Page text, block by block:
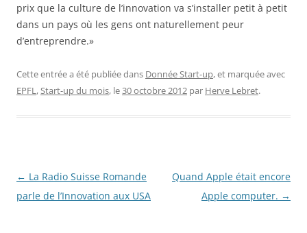
prix que la culture de l’innovation va s’installer petit à petit
dans un pays où les gens ont naturellement peur
d’entreprendre.»
Cette entrée a été publiée dans Donnée Start-up, et marquée avec
EPFL,Start-up du mois, le30 octobre 2012 par Herve Lebret.
Navigation
des
← La Radio Suisse Romande
parle de l’Innovation aux USA
Quand Apple était encore
Apple computer. →